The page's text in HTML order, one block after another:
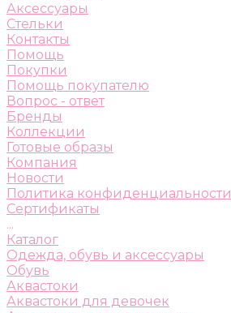
Аксессуары
Стельки
Контакты
Помощь
Покупки
Помощь покупателю
Вопрос - ответ
Бренды
Коллекции
Готовые образы
Компания
Новости
Политика конфиденциальности
Сертификаты
...
Каталог
Одежда, обувь и аксессуары
Обувь
Аквастоки
Аквастоки для девочек